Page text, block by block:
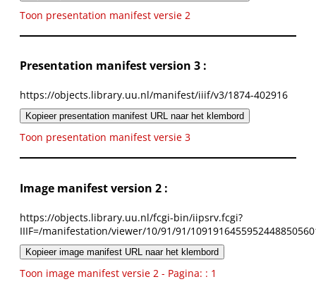
Toon presentation manifest versie 2
Presentation manifest version 3 :
https://objects.library.uu.nl/manifest/iiif/v3/1874-402916
Kopieer presentation manifest URL naar het klembord
Toon presentation manifest versie 3
Image manifest version 2 :
https://objects.library.uu.nl/fcgi-bin/iipsrv.fcgi?
IIIF=/manifestation/viewer/10/91/91/
Kopieer image manifest URL naar het klembord
Toon image manifest versie 2 - Pagina: : 1